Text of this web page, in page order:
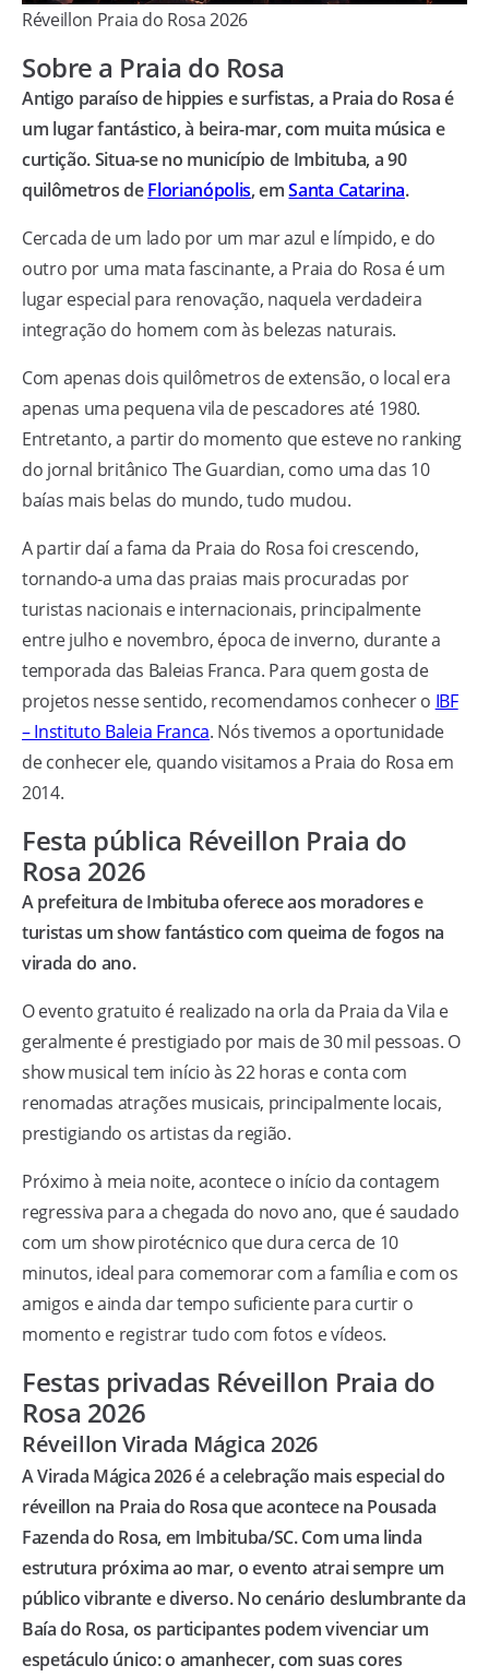
Réveillon Praia do Rosa 2026
Sobre a Praia do Rosa
Antigo paraíso de hippies e surfistas, a Praia do Rosa é
um lugar fantástico, à beira-mar, com muita música e
curtição. Situa-se no município de Imbituba, a 90
quilômetros deFlorianópolis, emSanta Catarina.
Cercada de um lado por um mar azul e límpido, e do
outro por uma mata fascinante, a Praia do Rosa é um
lugar especial para renovação, naquela verdadeira
integração do homem com às belezas naturais.
Com apenas dois quilômetros de extensão, o local era
apenas uma pequena vila de pescadores até 1980.
Entretanto, a partir do momento que esteve no ranking
do jornal britânico The Guardian, como uma das 10
baías mais belas do mundo, tudo mudou.
A partir daí a fama da Praia do Rosa foi crescendo,
tornando-a uma das praias mais procuradas por
turistas nacionais e internacionais, principalmente
entre julho e novembro, época de inverno, durante a
temporada das Baleias Franca. Para quem gosta de
projetos nesse sentido, recomendamos conhecer o IBF
– Instituto Baleia Franca. Nós tivemos a oportunidade
de conhecer ele, quando visitamos a Praia do Rosa em
2014.
Festa pública Réveillon Praia do
Rosa 2026
A prefeitura de Imbituba oferece aos moradores e
turistas um show fantástico com queima de fogos na
virada do ano.
O evento gratuito é realizado na orla da Praia da Vila e
geralmente é prestigiado por mais de 30 mil pessoas. O
show musical tem início às 22 horas e conta com
renomadas atrações musicais, principalmente locais,
prestigiando os artistas da região.
Próximo à meia noite, acontece o início da contagem
regressiva para a chegada do novo ano, que é saudado
com um show pirotécnico que dura cerca de 10
minutos, ideal para comemorar com a família e com os
amigos e ainda dar tempo suficiente para curtir o
momento e registrar tudo com fotos e vídeos.
Festas privadas Réveillon Praia do
Rosa 2026
Réveillon Virada Mágica 2026
A Virada Mágica 2026 é a celebração mais especial do
réveillon na Praia do Rosa que acontece na Pousada
Fazenda do Rosa, em Imbituba/SC. Com uma linda
estrutura próxima ao mar, o evento atrai sempre um
público vibrante e diverso. No cenário deslumbrante da
Baía do Rosa, os participantes podem vivenciar um
espetáculo único: o amanhecer, com suas cores